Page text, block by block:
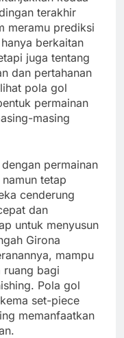
terakhir
meramu prediksi
berkaitan
juga tentang
dan pertahanan
pola gol
permainan
masing
permainan
tetap
cenderung
dan
untuk menyusun
Girona
mampu
ruang bagi
Pola gol
set-piece
memanfaatkan